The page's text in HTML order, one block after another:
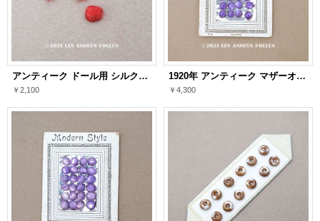
アンティーク ドール用 シルク製 くるみボタン 極小 6mm 赤＆ボルドー 5ピースのセット
￥2,100
1920年 アンティーク マザーオブパール製 極小 ボタン 5mm 24ピース シェルボタン 青紫
￥4,300